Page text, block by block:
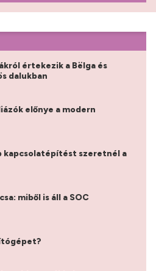
értekezik a Bëlga és
dalukban
előnye a modern
kapcsolatépítést szeretnél a
miből is áll a SOC